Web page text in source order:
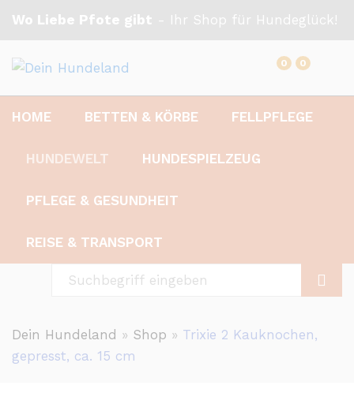
Wo Liebe Pfote gibt - Ihr Shop für Hundeglück!
0 0
HOME BETTEN & KÖRBE FELLPFLEGE
HUNDEWELT HUNDESPIELZEUG
PFLEGE & GESUNDHEIT
REISE & TRANSPORT
Dein Hundeland » Shop » Trixie 2 Kauknochen,
gepresst, ca. 15 cm